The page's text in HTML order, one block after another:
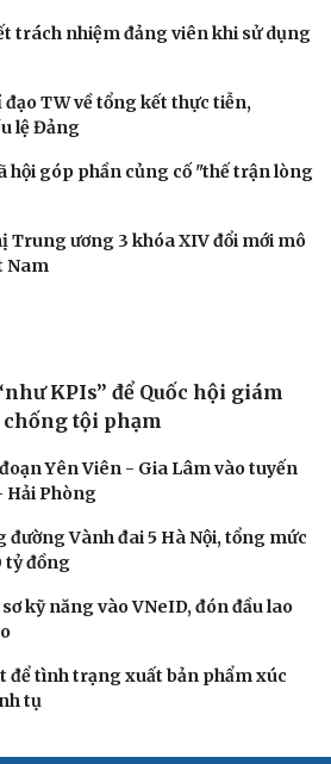
trách nhiệm đảng viên khi sử dụng
TW về tổng kết thực tiễn,
lệ Đảng
hội góp phần củng cố "thế trận lòng
Trung ương 3 khóa XIV đổi mới mô
Nam
KPIs” để Quốc hội giám
tội phạm
Yên Viên - Gia Lâm vào tuyến
Hải Phòng
đường Vành đai 5 Hà Nội, tổng mức
tỷ đồng
kỹ năng vào VNeID, đón đầu lao
để tình trạng xuất bản phẩm xúc
tụ